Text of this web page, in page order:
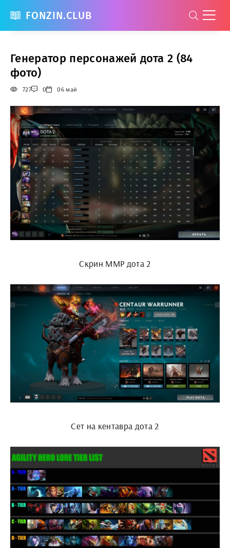
FONZIN.CLUB
Генератор персонажей дота 2 (84
фото)
727 0 06 май
Скрин ММР дота 2
Сет на кентавра дота 2